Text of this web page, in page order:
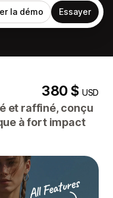
la démo Essayer
380 $USD
et raffiné, conçu
à fort impact